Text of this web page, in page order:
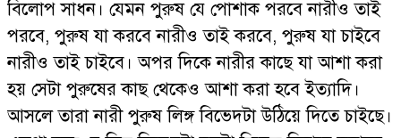
বিলোপ সাধন। যেমন পুরুষ যে পোশাক পরবে নারীও তাই
পরবে, পুরুষ যা করবে নারীও তাই করবে, পুরুষ যা চাইবে
নারীও তাই চাইবে। অপর দিকে নারীর কাছে যা আশা করা
হয় সেটা পুরুষের কাছ থেকেও আশা করা হবে ইত্যাদি।
আসলে তারা নারী পুরুষ লিঙ্গ বিভেদটা উঠিয়ে দিতে চাইছে।